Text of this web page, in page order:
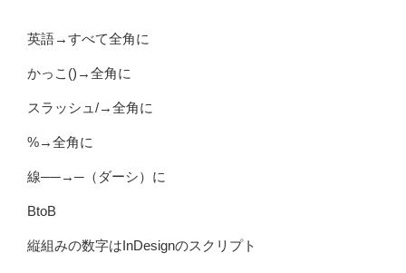
英語→すべて全角に
かっこ()→全角に
スラッシュ/→全角に
%→全角に
線──→─（ダーシ）に
BtoB
縦組みの数字はInDesignのスクリプト